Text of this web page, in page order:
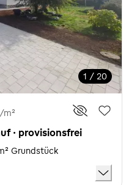
1 / 20
· provisionsfrei
Grundstück